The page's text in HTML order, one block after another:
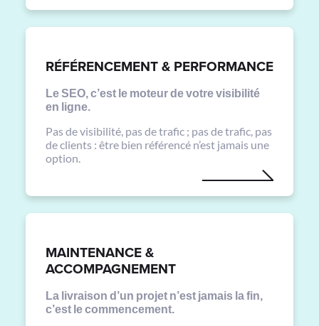
RÉFÉRENCEMENT & PERFORMANCE
Le SEO, c’est le moteur de votre visibilité
en ligne.
Pas de visibilité, pas de trafic ; pas de trafic, pas
de clients : être bien référencé n’est jamais une
option.
MAINTENANCE &
ACCOMPAGNEMENT
La livraison d’un projet n’est jamais la fin,
c’est le commencement.